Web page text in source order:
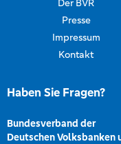
Der BVR
Presse
Impressum
Kontakt
Haben Sie Fragen?
Bundesverband der
Deutschen Volksbanken